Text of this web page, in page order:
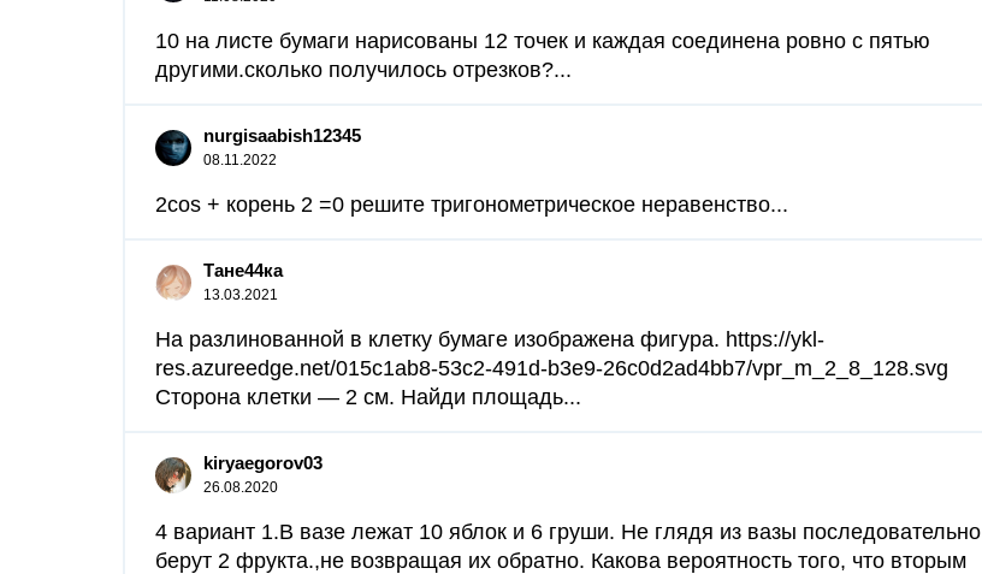
10 на листе бумаги нарисованы 12 точек и каждая соединена ровно с пятью
другими.сколько получилось отрезков?...
nurgisaabish12345
08.11.2022
2cos + корень 2 =0 решите тригонометрическое неравенство...
Тане44ка
13.03.2021
На разлинованной в клетку бумаге изображена фигура. https://ykl-
res.azureedge.net/015c1ab8-53c2-491d-b3e9-26c0d2ad4bb7/vpr_m_2_8_128.svg
Сторона клетки — 2 см. Найди площадь...
kiryaegorov03
26.08.2020
4 вариант 1.В вазе лежат 10 яблок и 6 груши. Не глядя из вазы последовательно
берут 2 фрукта.,не возвращая их обратно. Какова вероятность того, что вторым